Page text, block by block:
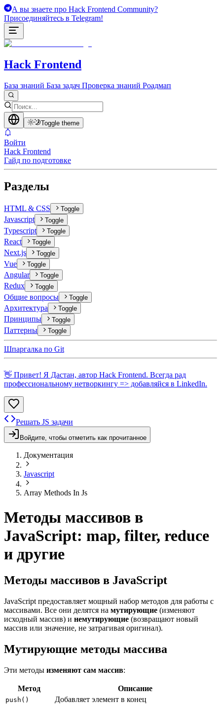
А вы знаете про Hack Frontend Community?
Присоединяйтесь в Telegram!
Hack Frontend
База знаний База задач Проверка знаний Роадмап
Toggle theme
Войти
Hack Frontend
Гайд по подготовке
Разделы
HTML & CSS Toggle
Javascript Toggle
Typescript Toggle
React Toggle
Next.js Toggle
Vue Toggle
Angular Toggle
Redux Toggle
Общие вопросы Toggle
Архитектура Toggle
Принципы Toggle
Паттерны Toggle
Шпаргалка по Git
👋 Привет! Я Дастан, автор Hack Frontend. Всегда рад
профессиональному нетворкингу => добавляйся в LinkedIn.
Решать JS задачи
Войдите, чтобы отметить как прочитанное
Документация
Javascript
Array Methods In Js
Методы массивов в
JavaScript: map, filter, reduce
и другие
Методы массивов в JavaScript
JavaScript предоставляет мощный набор методов для работы с
массивами. Все они делятся на мутирующие (изменяют
исходный массив) и немутирующие (возвращают новый
массив или значение, не затрагивая оригинал).
Мутирующие методы массива
Эти методы изменяют сам массив:
Метод Описание
push() Добавляет элемент в конец